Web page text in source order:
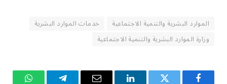
الموارد البشرية والتنمية الاجتماعية
خدمات الموارد البشرية
وزارة الموارد البشرية والتنمية الاجتماعية